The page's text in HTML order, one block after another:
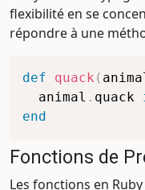
flexibilité en se
répondre à une
def quack (
  animal
. quack
end
Fonctions de
Les fonctions en